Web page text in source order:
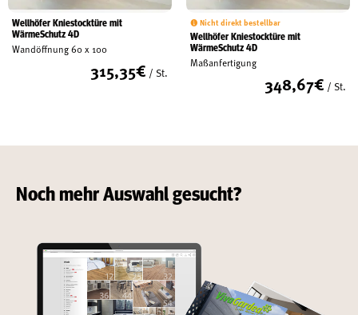
Kataloge
Service
Kontakt & Anfahrt
Wellhöfer Kniestocktüre mit
WärmeSchutz 4D
Wandöffnung 60 x 100
315,35€ / St.
Nicht direkt bestellbar
Wellhöfer Kniestocktüre mit
WärmeSchutz 4D
Maßanfertigung
348,67€ / St.
Noch mehr Auswahl gesucht?